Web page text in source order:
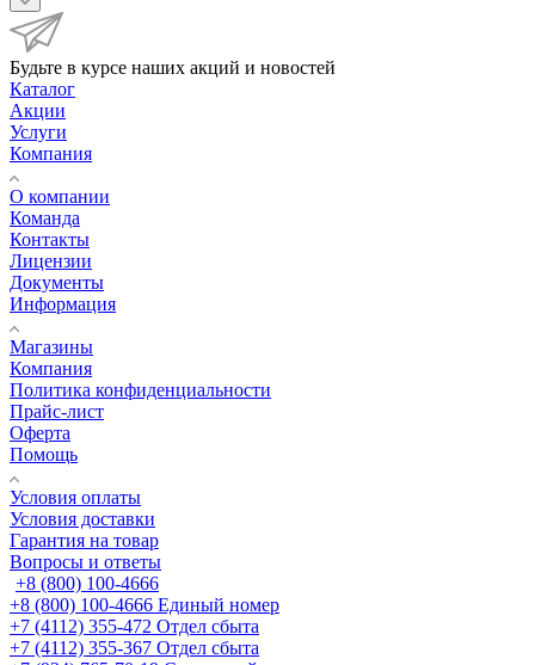
Будьте в курсе наших акций и новостей
Каталог
Акции
Услуги
Компания
О компании
Команда
Контакты
Лицензии
Документы
Информация
Магазины
Компания
Политика конфиденциальности
Прайс-лист
Оферта
Помощь
Условия оплаты
Условия доставки
Гарантия на товар
Вопросы и ответы
+8 (800) 100-4666
+8 (800) 100-4666 Единый номер
+7 (4112) 355-472 Отдел сбыта
+7 (4112) 355-367 Отдел сбыта